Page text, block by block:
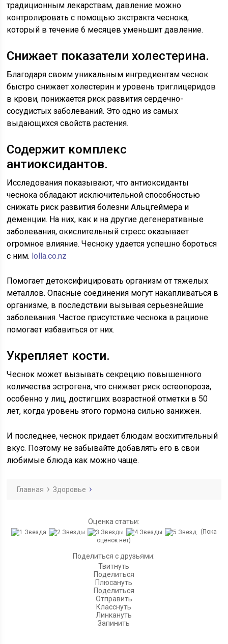
традиционным лекарствам, давление можно
контролировать с помощью экстракта чеснока,
который в течение 6 месяцев уменьшит давление.
Снижает показатели холестерина.
Благодаря своим уникальным ингредиентам чеснок
быстро снижает холестерин и уровень триглицеридов
в крови, понижается риск развития сердечно-
сосудистых заболеваний. Это одно из самых
выдающихся свойств растения.
Содержит комплекс
антиоксидантов.
Исследования показывают, что антиоксиданты
чеснока обладают исключительной способностью
снижать риск развития болезни Альцгеймера и
деменции. На них, как и на другие дегенеративные
заболевания, окислительный стресс оказывает
огромное влияние. Чесноку удается успешно бороться
с ним. lolla.co.nz
Помогает детоксифицировать организм от тяжелых
металлов. Опасные соединения могут накапливаться в
организме, в последствии вызывая серьезнейшие
заболевания. Частое присутствие чеснока в рационе
помогает избавиться от них.
Укрепляет кости.
Чеснок может вызывать секрецию повышенного
количества эстрогена, что снижает риск остеопороза,
особенно у лиц, достигших возрастной отметки в 50
лет, когда уровень этого гормона сильно занижен.
И последнее, чеснок придает блюдам восхитительный
вкус. Поэтому не забывайте добавлять его в свои
любимые блюда как можно чаще.
Главная Здоровье
Оценка статьи:
(Пока
оценок нет)
Поделиться с друзьями:
Твитнуть
Поделиться
Плюсануть
Поделиться
Отправить
Класснуть
Линкануть
Запинить